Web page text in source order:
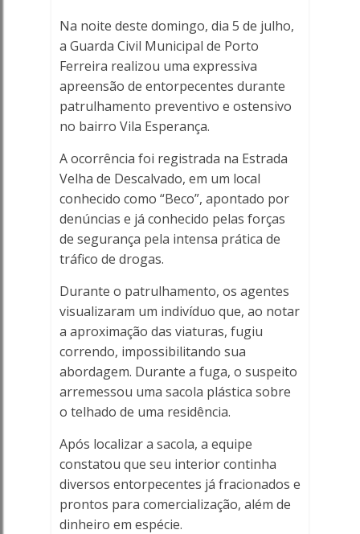
dinheiro
na
Vila
Esperança
-
Porto
Ferreira
Online
-
Porto
Ferreira
Online
Na noite deste domingo, dia 5 de julho,
a Guarda Civil Municipal de Porto
Ferreira realizou uma expressiva
apreensão de entorpecentes durante
patrulhamento preventivo e ostensivo
no bairro Vila Esperança.
A ocorrência foi registrada na Estrada
Velha de Descalvado, em um local
conhecido como “Beco”, apontado por
denúncias e já conhecido pelas forças
de segurança pela intensa prática de
tráfico de drogas.
Durante o patrulhamento, os agentes
visualizaram um indivíduo que, ao notar
a aproximação das viaturas, fugiu
correndo, impossibilitando sua
abordagem. Durante a fuga, o suspeito
arremessou uma sacola plástica sobre
o telhado de uma residência.
Após localizar a sacola, a equipe
constatou que seu interior continha
diversos entorpecentes já fracionados e
prontos para comercialização, além de
dinheiro em espécie.